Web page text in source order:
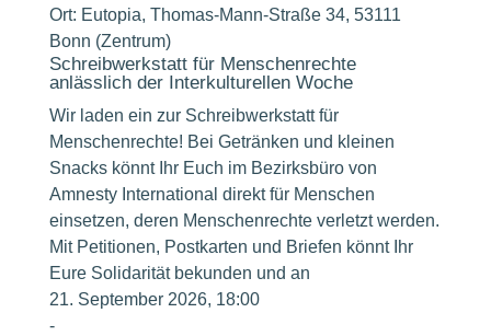
Ort: Eutopia, Thomas-Mann-Straße 34, 53111
Bonn (Zentrum)
Schreibwerkstatt für Menschenrechte
anlässlich der Interkulturellen Woche
Wir laden ein zur Schreibwerkstatt für
Menschenrechte! Bei Getränken und kleinen
Snacks könnt Ihr Euch im Bezirksbüro von
Amnesty International direkt für Menschen
einsetzen, deren Menschenrechte verletzt werden.
Mit Petitionen, Postkarten und Briefen könnt Ihr
Eure Solidarität bekunden und an
21. September 2026, 18:00
-